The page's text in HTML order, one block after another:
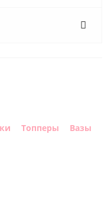
Топперы
Вазы